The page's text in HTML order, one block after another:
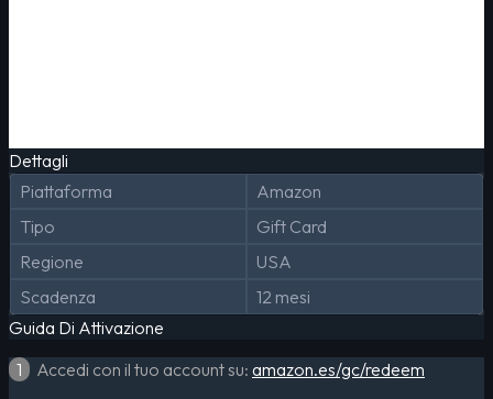
Dettagli
Piattaforma
Amazon
Tipo
Gift Card
Regione
USA
Scadenza
12 mesi
Guida Di Attivazione
1
Accedi con il tuo account su: amazon.es/gc/redeem